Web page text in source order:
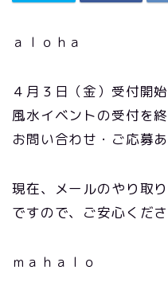
ａｌｏｈａ
４月３日（金）受付開
風水イベントの受付を終
お問い合わせ・ご応募
現在、メールのやり取
ですので、ご安心くださ
ｍａｈａｌｏ